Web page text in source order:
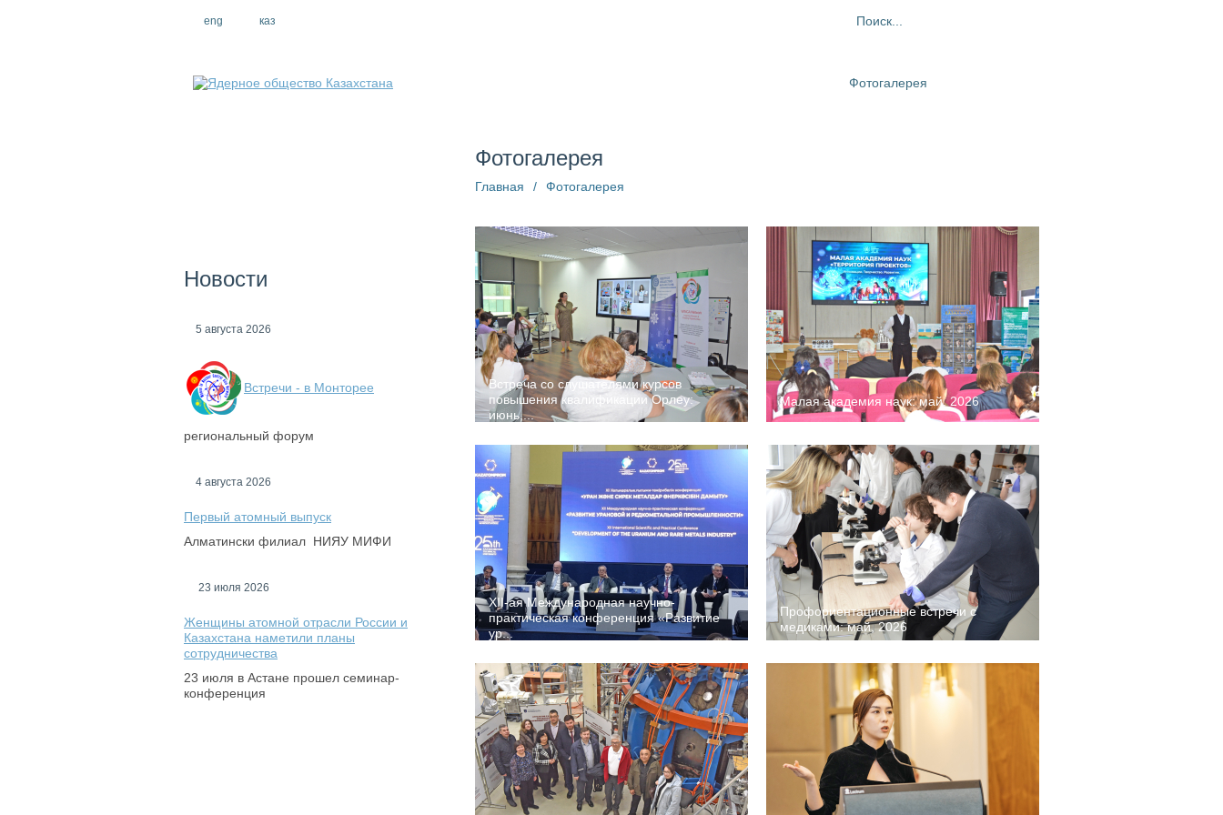
eng каз
Новости
5 августа 2026
Встречи - в Монторее
региональный форум
4 августа 2026
Первый атомный выпуск
Алматински филиал НИЯУ МИФИ
23 июля 2026
Женщины атомной отрасли России и
Казахстана наметили планы
сотрудничества
23 июля в Астане прошел семинар-
конференция
Фотогалерея
Фотогалерея
Главная / Фотогалерея
Встреча со слушателями курсов
повышения квалификации Орлеу:
июнь,...
Малая академия наук: май, 2026
XII-ая Международная научно-
практическая конференция «Развитие
ур...
Профориентационные встречи с
медиками: май, 2026